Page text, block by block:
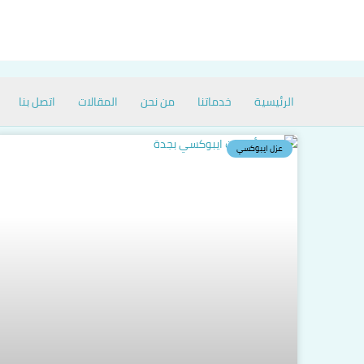
الرئيسية خدماتنا من نحن المقالات اتصل بنا
عزل ايبوكسي